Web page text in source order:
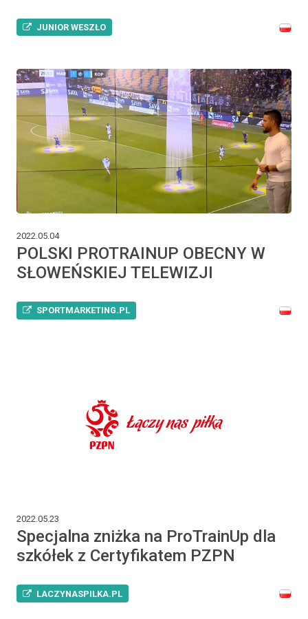
JUNIOR WESZŁO
2022.05.04
POLSKI PROTRAINUP OBECNY W
SŁOWEŃSKIEJ TELEWIZJI
SPORTMARKETING.PL
2022.05.23
Specjalna zniżka na ProTrainUp dla
szkółek z Certyfikatem PZPN
LACZYNASPILKA.PL